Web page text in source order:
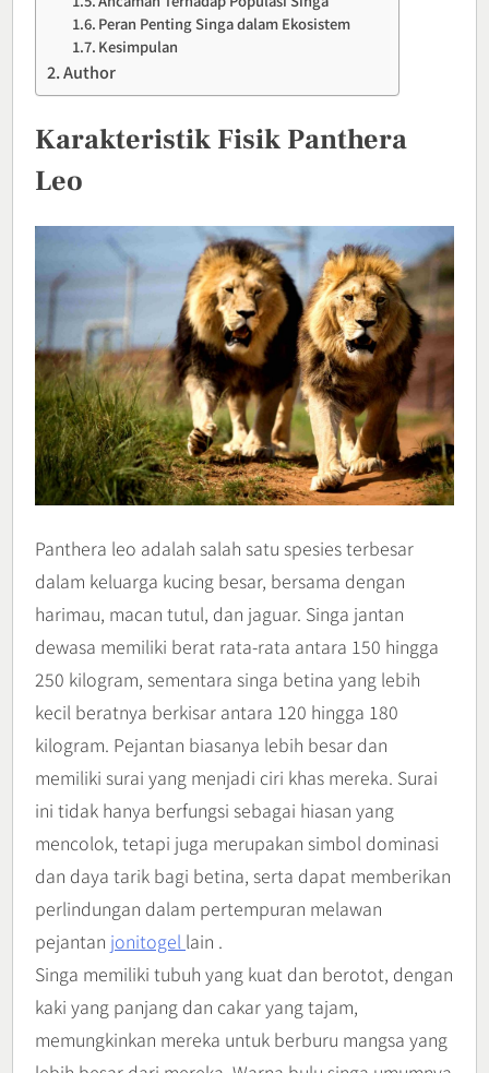
Peran Penting Singa dalam Ekosistem
Kesimpulan
Author
Karakteristik Fisik Panthera
Leo
Panthera leo adalah salah satu spesies terbesar
dalam keluarga kucing besar, bersama dengan
harimau, macan tutul, dan jaguar. Singa jantan
dewasa memiliki berat rata-rata antara 150 hingga
250 kilogram, sementara singa betina yang lebih
kecil beratnya berkisar antara 120 hingga 180
kilogram. Pejantan biasanya lebih besar dan
memiliki surai yang menjadi ciri khas mereka. Surai
ini tidak hanya berfungsi sebagai hiasan yang
mencolok, tetapi juga merupakan simbol dominasi
dan daya tarik bagi betina, serta dapat memberikan
perlindungan dalam pertempuran melawan
pejantan jonitogel lain .
Singa memiliki tubuh yang kuat dan berotot, dengan
kaki yang panjang dan cakar yang tajam,
memungkinkan mereka untuk berburu mangsa yang